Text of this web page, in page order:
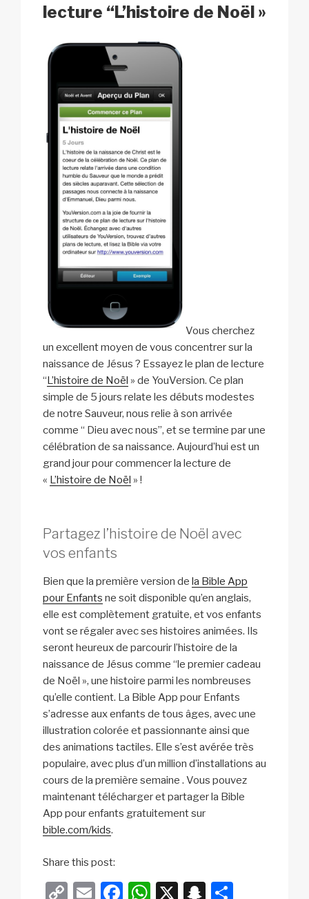
lecture “L’histoire de Noël »
Vous cherchez
un excellent moyen de vous concentrer sur la
naissance de Jésus ? Essayez le plan de lecture
“L’histoire de Noël » de YouVersion. Ce plan
simple de 5 jours relate les débuts modestes
de notre Sauveur, nous relie à son arrivée
comme “ Dieu avec nous”, et se termine par une
célébration de sa naissance. Aujourd’hui est un
grand jour pour commencer la lecture de
« L’histoire de Noël » !
Partagez l’histoire de Noël avec
vos enfants
Bien que la première version de la Bible App
pour Enfants ne soit disponible qu’en anglais,
elle est complètement gratuite, et vos enfants
vont se régaler avec ses histoires animées. Ils
seront heureux de parcourir l’histoire de la
naissance de Jésus comme “le premier cadeau
de Noël », une histoire parmi les nombreuses
qu’elle contient. La Bible App pour Enfants
s’adresse aux enfants de tous âges, avec une
illustration colorée et passionnante ainsi que
des animations tactiles. Elle s’est avérée très
populaire, avec plus d’un million d’installations au
cours de la première semaine . Vous pouvez
maintenant télécharger et partager la Bible
App pour enfants gratuitement sur
bible.com/kids.
Share this post:
C E F W X S